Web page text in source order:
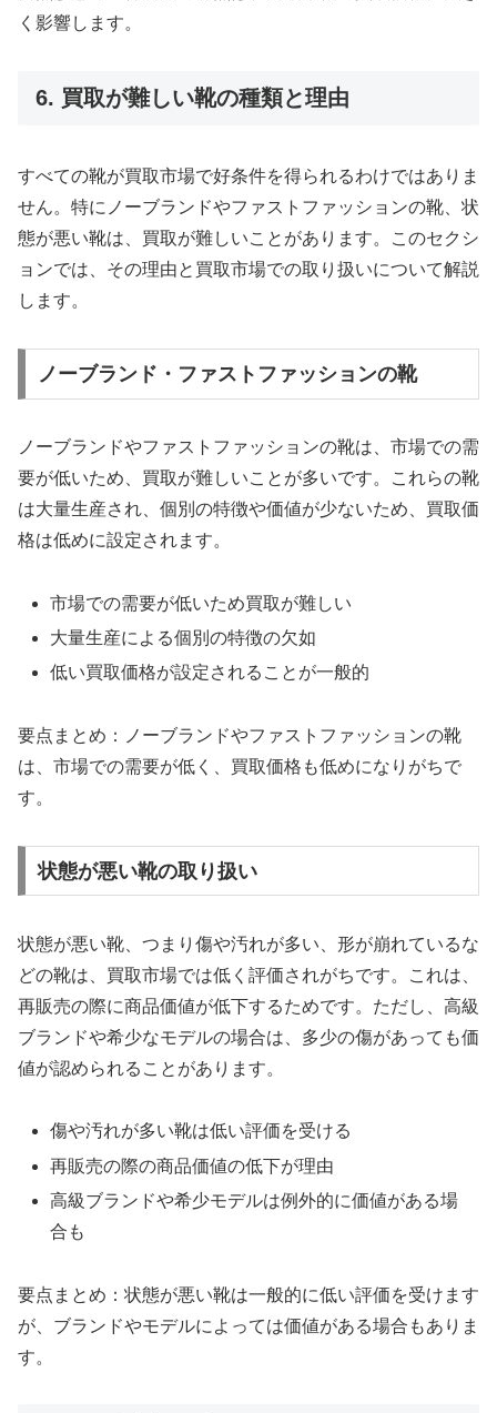
く影響します。
6. 買取が難しい靴の種類と理由
すべての靴が買取市場で好条件を得られるわけではありま
せん。特にノーブランドやファストファッションの靴、状
態が悪い靴は、買取が難しいことがあります。このセクシ
ョンでは、その理由と買取市場での取り扱いについて解説
します。
ノーブランド・ファストファッションの靴
ノーブランドやファストファッションの靴は、市場での需
要が低いため、買取が難しいことが多いです。これらの靴
は大量生産され、個別の特徴や価値が少ないため、買取価
格は低めに設定されます。
市場での需要が低いため買取が難しい
大量生産による個別の特徴の欠如
低い買取価格が設定されることが一般的
要点まとめ：ノーブランドやファストファッションの靴
は、市場での需要が低く、買取価格も低めになりがちで
す。
状態が悪い靴の取り扱い
状態が悪い靴、つまり傷や汚れが多い、形が崩れているな
どの靴は、買取市場では低く評価されがちです。これは、
再販売の際に商品価値が低下するためです。ただし、高級
ブランドや希少なモデルの場合は、多少の傷があっても価
値が認められることがあります。
傷や汚れが多い靴は低い評価を受ける
再販売の際の商品価値の低下が理由
高級ブランドや希少モデルは例外的に価値がある場
合も
要点まとめ：状態が悪い靴は一般的に低い評価を受けます
が、ブランドやモデルによっては価値がある場合もありま
す。